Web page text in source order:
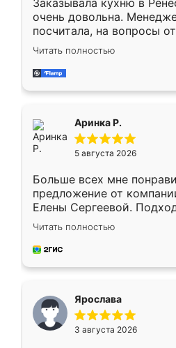
Заказывала кухню в
очень довольна.
посчитала, на вопросы
Замерщик приехал в
делу со всей
за день, ребята работали
Читать полностью
Аринка Р.
5 августа 2026
Больше всех мне
предложение от
Елены Сергеевой.
короткие сроки
для замера сотрудник
предложил по моему
Читать полностью
Ярослава
3 августа 2026